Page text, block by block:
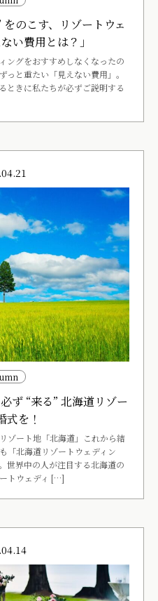
のこす、リゾートウェ
い費用とは？」
ングをおすすめしなくなったの
と重たい「見えない費用」。
ときに私たちが必ずご説明する
ず “来る” 北海道リゾー
式を！
ゾート地「北海道」これから結
「北海道リゾートウェディン
世界中の人が注目する北海道の
トウェディ […]